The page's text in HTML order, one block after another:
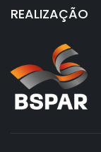
REALIZAÇÃO